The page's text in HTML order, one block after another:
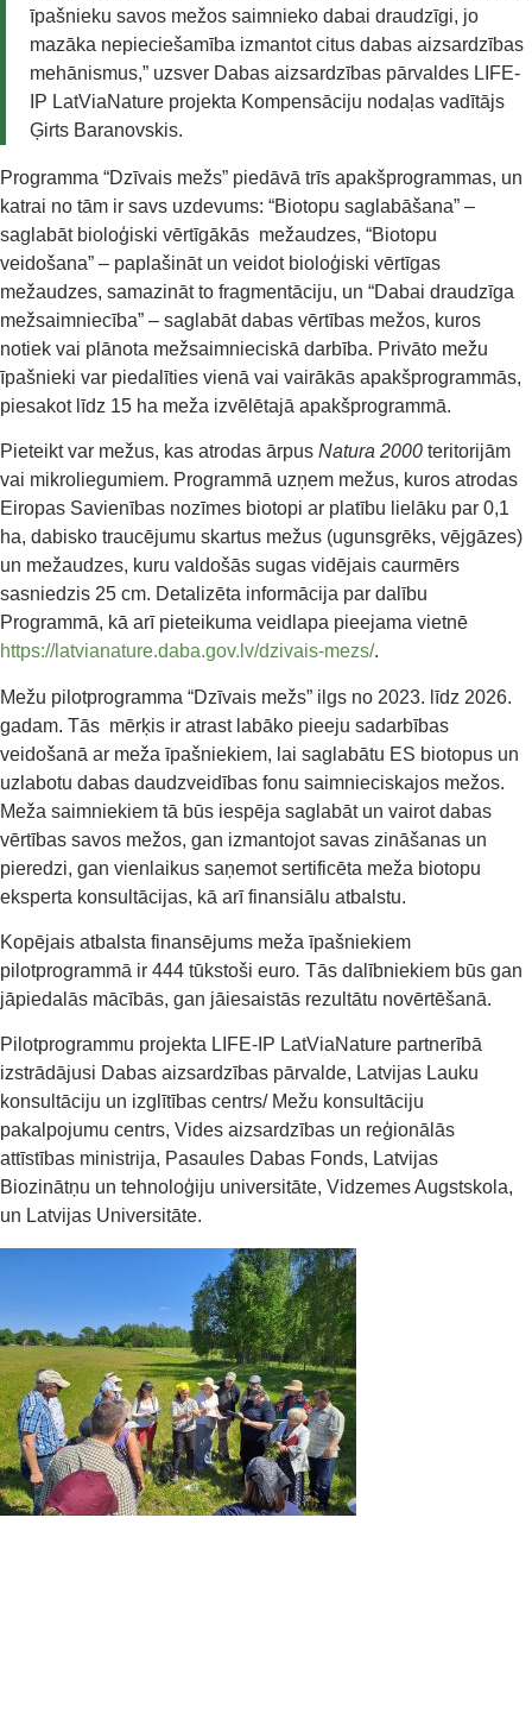
īpašnieku savos mežos saimnieko dabai draudzīgi, jo
mazāka nepieciešamība izmantot citus dabas aizsardzības
mehānismus,” uzsver Dabas aizsardzības pārvaldes LIFE-
IP LatViaNature projekta Kompensāciju nodaļas vadītājs
Ģirts Baranovskis.
Programma “Dzīvais mežs” piedāvā trīs apakšprogrammas, un
katrai no tām ir savs uzdevums: “Biotopu saglabāšana” –
saglabāt bioloģiski vērtīgākās mežaudzes, “Biotopu
veidošana” – paplašināt un veidot bioloģiski vērtīgas
mežaudzes, samazināt to fragmentāciju, un “Dabai draudzīga
mežsaimniecība” – saglabāt dabas vērtības mežos, kuros
notiek vai plānota mežsaimnieciskā darbība. Privāto mežu
īpašnieki var piedalīties vienā vai vairākās apakšprogrammās,
piesakot līdz 15 ha meža izvēlētajā apakšprogrammā.
Pieteikt var mežus, kas atrodas ārpus Natura 2000 teritorijām
vai mikroliegumiem. Programmā uzņem mežus, kuros atrodas
Eiropas Savienības nozīmes biotopi ar platību lielāku par 0,1
ha, dabisko traucējumu skartus mežus (ugunsgrēks, vējgāzes)
un mežaudzes, kuru valdošās sugas vidējais caurmērs
sasniedzis 25 cm. Detalizēta informācija par dalību
Programmā, kā arī pieteikuma veidlapa pieejama vietnē
https://latvianature.daba.gov.lv/dzivais-mezs/.
Mežu pilotprogramma “Dzīvais mežs” ilgs no 2023. līdz 2026.
gadam. Tās mērķis ir atrast labāko pieeju sadarbības
veidošanā ar meža īpašniekiem, lai saglabātu ES biotopus un
uzlabotu dabas daudzveidības fonu saimnieciskajos mežos.
Meža saimniekiem tā būs iespēja saglabāt un vairot dabas
vērtības savos mežos, gan izmantojot savas zināšanas un
pieredzi, gan vienlaikus saņemot sertificēta meža biotopu
eksperta konsultācijas, kā arī finansiālu atbalstu.
Kopējais atbalsta finansējums meža īpašniekiem
pilotprogrammā ir 444 tūkstoši euro. Tās dalībniekiem būs gan
jāpiedalās mācībās, gan jāiesaistās rezultātu novērtēšanā.
Pilotprogrammu projekta LIFE-IP LatViaNature partnerībā
izstrādājusi Dabas aizsardzības pārvalde, Latvijas Lauku
konsultāciju un izglītības centrs/ Mežu konsultāciju
pakalpojumu centrs, Vides aizsardzības un reģionālās
attīstības ministrija, Pasaules Dabas Fonds, Latvijas
Biozinātņu un tehnoloģiju universitāte, Vidzemes Augstskola,
un Latvijas Universitāte.